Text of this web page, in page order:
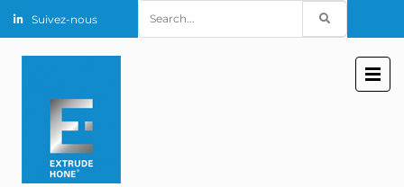
Suivez-nous
for: